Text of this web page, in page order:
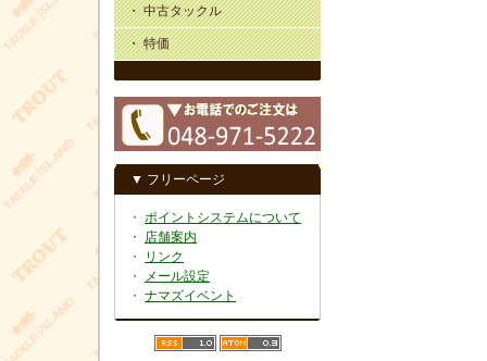
・ 中古タックル
・ 特価
▼ フリーページ
・ ポイントシステムについて
・ 店舗案内
・
リンク
・
メール設定
・ ナマズイベント